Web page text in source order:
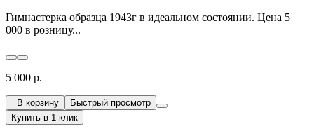
Гимнастерка образца 1943г в идеальном состоянии. Цена 5
000 в розницу...
5 000 р.
В корзину
Быстрый просмотр
Купить в 1 клик